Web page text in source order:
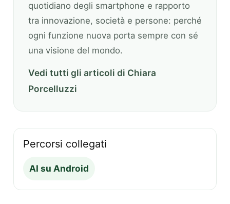
quotidiano degli smartphone e rapporto
tra innovazione, società e persone: perché
ogni funzione nuova porta sempre con sé
una visione del mondo.
Vedi tutti gli articoli di Chiara
Porcelluzzi
Percorsi collegati
AI su Android